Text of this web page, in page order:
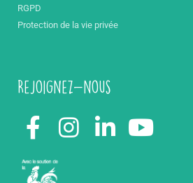
RGPD
Protection de la vie privée
Rejoignez-nous